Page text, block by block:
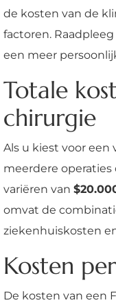
de kosten van de
factoren.
een meer
Totale
chirurgie
Als u kiest voor een
meerdere
variëren van
omvat de
ziekenhuiskosten
Kosten
De kosten van een